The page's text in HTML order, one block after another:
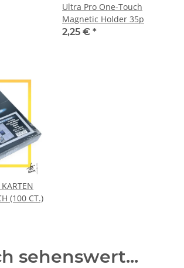
Ultra Pro One-Touch
Magnetic Holder 35p
2,25 € *
(100 CT.)
sehenswert...